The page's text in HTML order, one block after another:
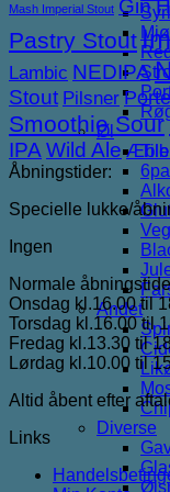
Øl
Andet
Diverse
Mash Imperial Stout Gin
Pastry Stout
Lambic NEDIPA
Stout Pilsner
Smoothie Sour
IPA Wild Ale Æble
Åbningstider:
Specielle lukke/
Ingen
Normale
Onsdag kl.16.00 til
Torsdag kl.16.00 til
Fredag kl.13.30 til
Lørdag kl.10.00 til
Altid åbent efter
Links